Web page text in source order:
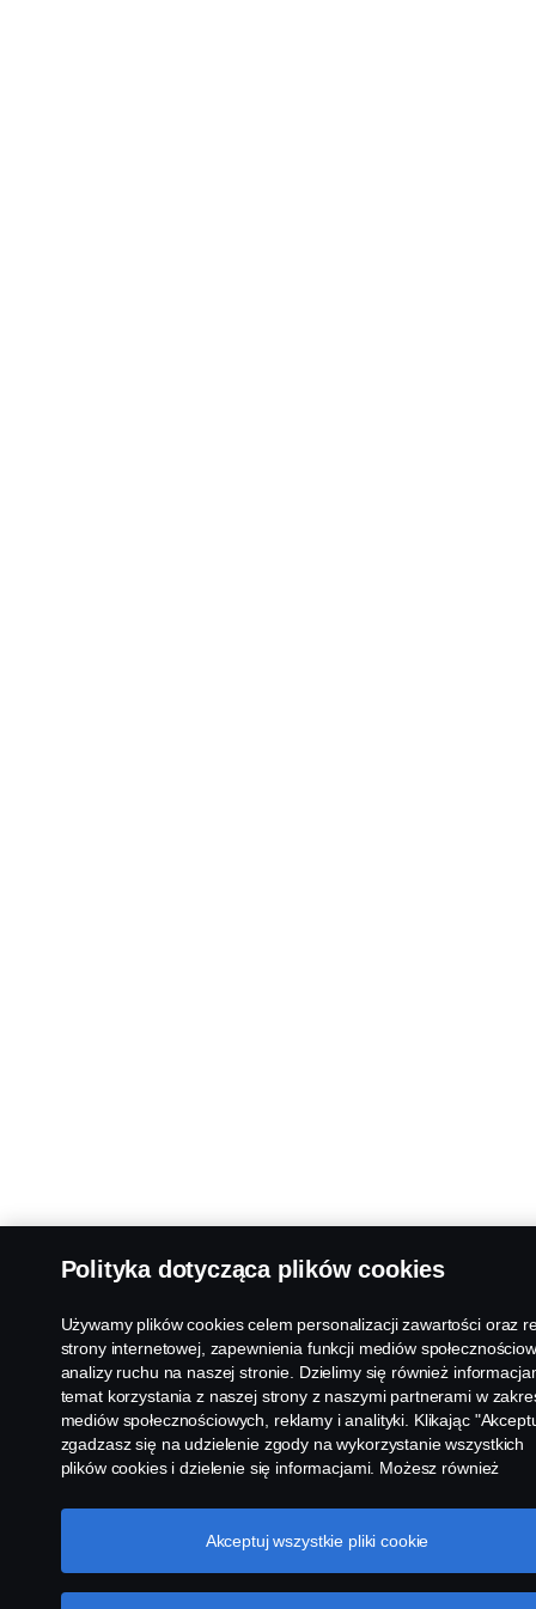
Polityka dotycząca plików cookies
Używamy plików cookies celem personalizacji zawartości oraz
strony internetowej, zapewnienia funkcji mediów
analizy ruchu na naszej stronie. Dzielimy się również
temat korzystania z naszej strony z naszymi partnerami w
mediów społecznościowych, reklamy i analityki. Klikając
zgadzasz się na udzielenie zgody na wykorzystanie wszystkich
plików cookies i dzielenie się informacjami. Możesz również
cookies" i wybierając kategorie, które chcesz zaakceptować. W
uzyskania bardziej szczegółowego wyjaśnienia w jaki sposób
Akceptuj wszystkie pliki cookie